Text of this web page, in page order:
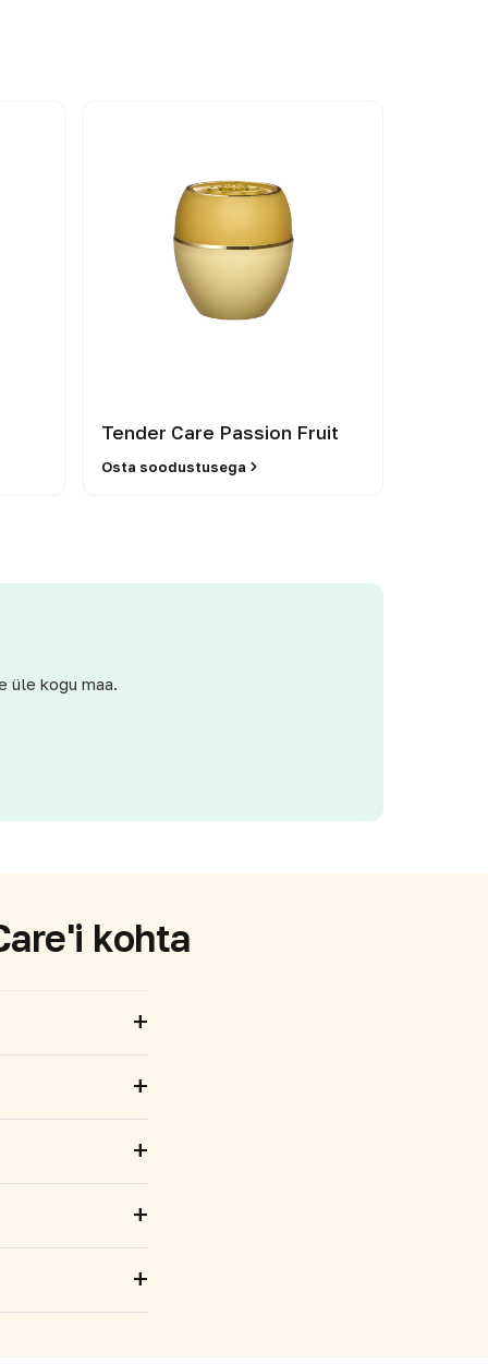
Tender Care Passion Fruit
Osta soodustusega
üle kogu maa.
kohta
+
+
+
+
+